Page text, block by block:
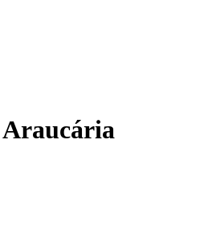
Araucária